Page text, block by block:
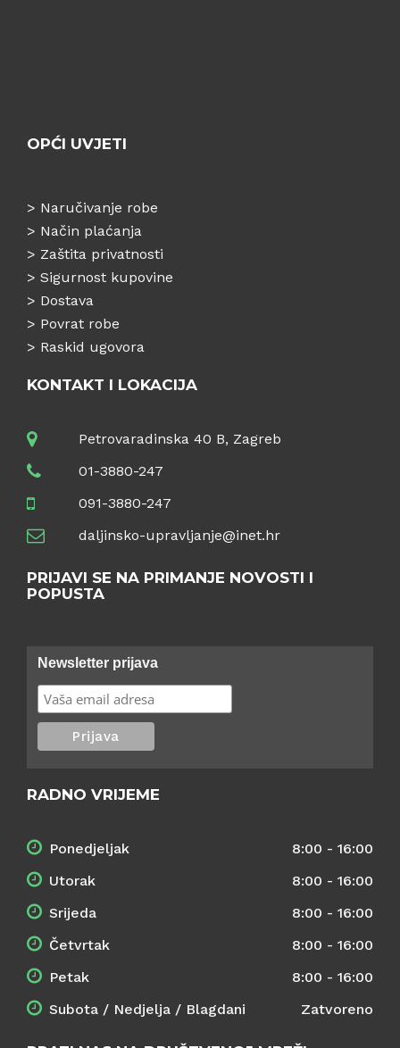
OPĆI UVJETI
> Naručivanje robe
> Način plaćanja
> Zaštita privatnosti
> Sigurnost kupovine
> Dostava
> Povrat robe
> Raskid ugovora
KONTAKT I LOKACIJA
Petrovaradinska 40 B, Zagreb
01-3880-247
091-3880-247
daljinsko-upravljanje@inet.hr
PRIJAVI SE NA PRIMANJE NOVOSTI I
POPUSTA
Newsletter prijava
RADNO VRIJEME
Ponedjeljak
8:00 - 16:00
Utorak
8:00 - 16:00
Srijeda
8:00 - 16:00
Četvrtak
8:00 - 16:00
Petak
8:00 - 16:00
Subota / Nedjelja / Blagdani
Zatvoreno